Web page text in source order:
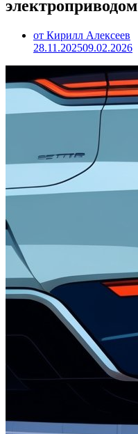
электроприводом
от Кирилл Алексеев
28.11.202509.02.2026